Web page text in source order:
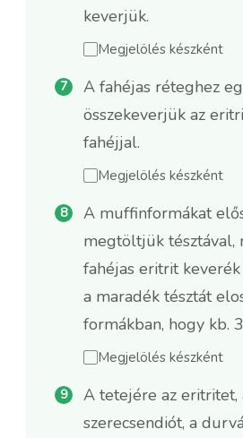
keverjük.
Megjelölés készként
A fahéjas réteghez
összekeverjük az
fahéjjal.
Megjelölés készként
A muffinformákat
megtöltjük tésztával,
fahéjas eritrit
a maradék tésztát
formákban, hogy kb.
Megjelölés készként
A tetejére az eritritet,
szerecsendiót, a